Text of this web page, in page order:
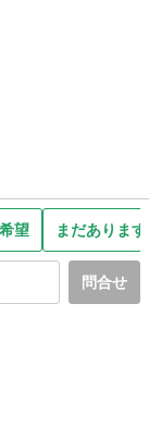
望 まだありま
問合せ